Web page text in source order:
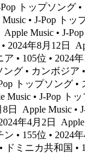
Pop トップソング
Music • J-Pop トッ
Apple Music • J-
2024年8月12日
• 105位 • 2024年
グ • カンボジア
トップソング •
Music • J-Pop ト
日
Apple Music •
年4月2日
• 155位 • 2024年
ドミニカ共和国 •